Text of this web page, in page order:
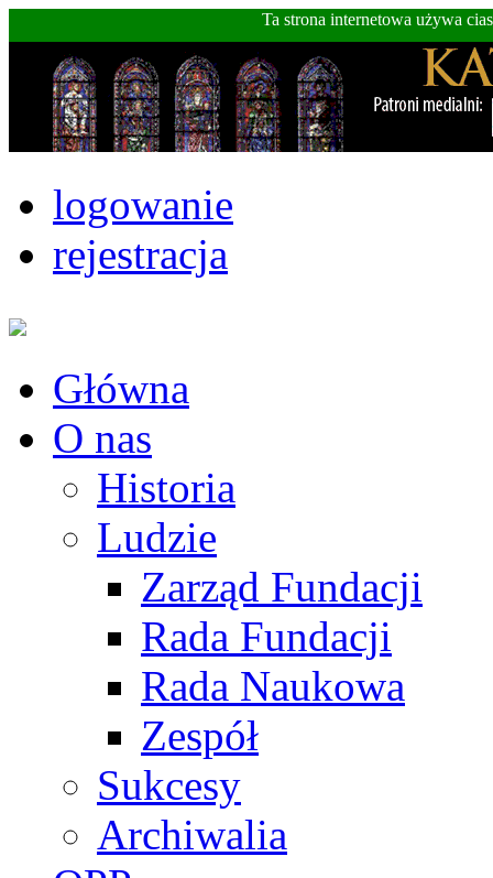
Ta strona internetowa używa
logowanie
rejestracja
Główna
O nas
Historia
Ludzie
Zarząd Fundacji
Rada Fundacji
Rada Naukowa
Zespół
Sukcesy
Archiwalia